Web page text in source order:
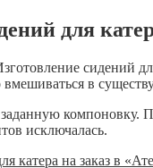
для
сидений
в
компоновку.
исключалась.